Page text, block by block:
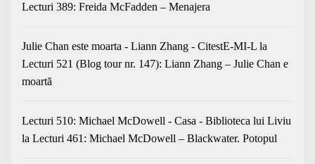
Lecturi 389: Freida McFadden – Menajera
Julie Chan este moarta - Liann Zhang - CitestE-MI-L la
Lecturi 521 (Blog tour nr. 147): Liann Zhang – Julie Chan e
moartă
Lecturi 510: Michael McDowell - Casa - Biblioteca lui Liviu
la Lecturi 461: Michael McDowell – Blackwater. Potopul